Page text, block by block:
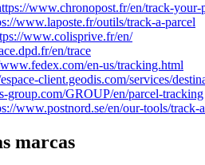
www.chronopost.fr/en/track-your-
www.laposte.fr/outils/track-a-parcel
www.colisprive.fr/en/
en/trace
en-us/tracking.html
client.geodis.com/services/
group.com/GROUP/en/parcel-tracking
www.postnord.se/en/our-tools/track-
marcas